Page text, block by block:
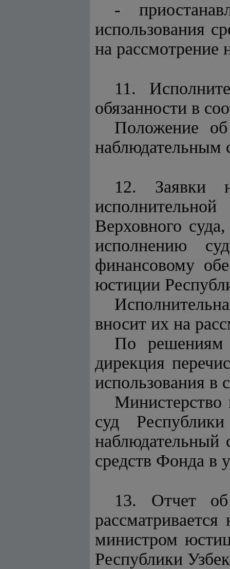
-
использования
на рассмотрение
11.
обязанности в
Положение
наблюдательным
12. Заявки
Верховного
исполнению
финансовому
юстиции
вносит их на
По решениям
дирекция
использования в
суд
наблюдательный
средств Фонда в
13. Отчет об
министром
Республики